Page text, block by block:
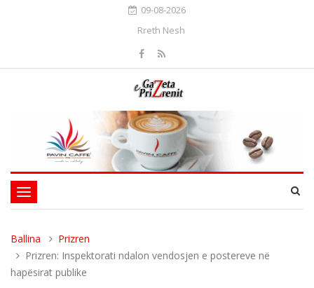
09-08-2026
Rreth Nesh
Toggle
navigation
Ballina
Prizren
Prizren: Inspektorati ndalon vendosjen e postereve në
hapësirat publike